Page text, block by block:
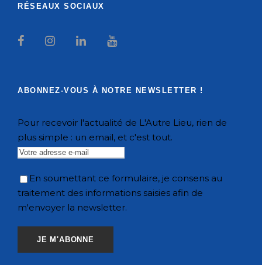
RÉSEAUX SOCIAUX
ABONNEZ-VOUS À NOTRE NEWSLETTER !
Pour recevoir l'actualité de L'Autre Lieu, rien de
plus simple : un email, et c'est tout.
En soumettant ce formulaire, je consens au
traitement des informations saisies afin de
m'envoyer la newsletter.